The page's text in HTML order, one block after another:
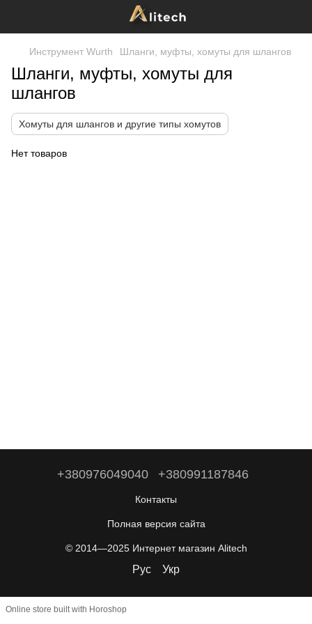
Инструмент Wurth Шланги, муфты, хомуты для шлангов
Шланги, муфты, хомуты для
шлангов
Хомуты для шлангов и другие типы хомутов
Нет товаров
+380976049040 +380991187846
Контакты
Полная версия сайта
© 2014—2025 Интернет магазин Alitech
Рус Укр
Online store built with Horoshop